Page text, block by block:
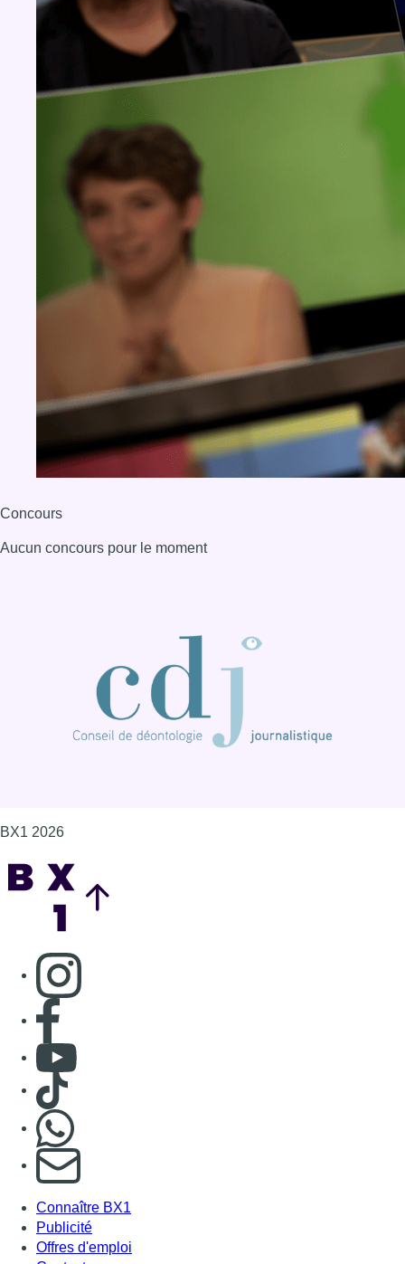
Concours
Aucun concours pour le moment
BX1 2026
Consulter page Instagram
Consulter page Facebook
Consulter Youtube
Consulter TikTok
S'abonner à notre newsletter
Connaître BX1
Publicité
Offres d'emploi